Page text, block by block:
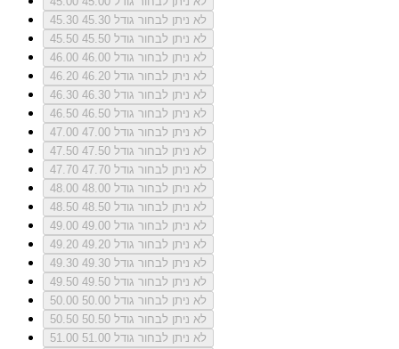
45.30
לא ניתן לבחור גודל 45.30
45.50
לא ניתן לבחור גודל 45.50
46.00
לא ניתן לבחור גודל 46.00
46.20
לא ניתן לבחור גודל 46.20
46.30
לא ניתן לבחור גודל 46.30
46.50
לא ניתן לבחור גודל 46.50
47.00
לא ניתן לבחור גודל 47.00
47.50
לא ניתן לבחור גודל 47.50
47.70
לא ניתן לבחור גודל 47.70
48.00
לא ניתן לבחור גודל 48.00
48.50
לא ניתן לבחור גודל 48.50
49.00
לא ניתן לבחור גודל 49.00
49.20
לא ניתן לבחור גודל 49.20
49.30
לא ניתן לבחור גודל 49.30
49.50
לא ניתן לבחור גודל 49.50
50.00
לא ניתן לבחור גודל 50.00
50.50
לא ניתן לבחור גודל 50.50
51.00
לא ניתן לבחור גודל 51.00